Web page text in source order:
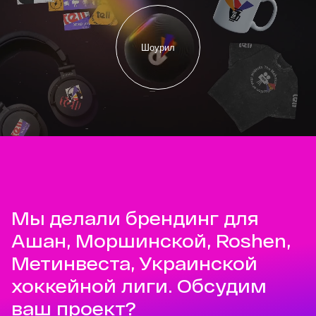
Шоурил
Мы делали брендинг для
Ашан, Моршинской, Roshen,
Метинвеста, Украинской
хоккейной лиги. Обсудим
ваш проект?